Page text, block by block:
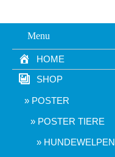
Menu
HOME
SHOP
POSTER
POSTER TIERE
HUNDEWELPEN